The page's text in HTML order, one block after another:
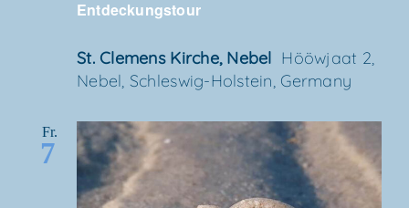
Entdeckungstour
St. Cle­mens Kir­che, Nebel Höö­wjaat 2,
Nebel, Schles­wig-Hol­stein, Germany
Fr.
7